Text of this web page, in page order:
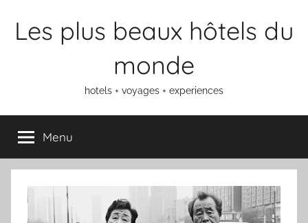
Les plus beaux hôtels du
monde
hotels + voyages + experiences
Menu